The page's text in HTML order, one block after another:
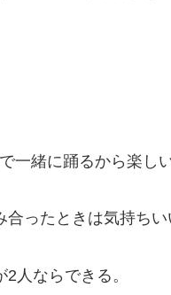
一緒に踊るから楽しい
ったときは気持ちい
人ならできる。